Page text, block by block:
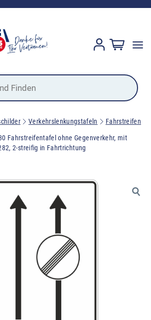
Verkehrslenkungstafeln Fahrstreifen
Fahrstreifentafel ohne Gegenverkehr, mit
2-streifig in Fahrtrichtung